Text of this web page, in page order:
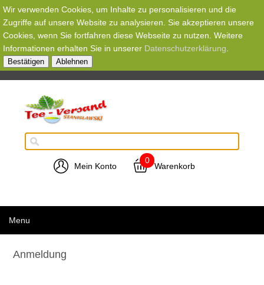
Wir verwenden Cookies, um Inhalte zu personalisieren und die
Zugriffe auf unsere Website zu analysieren. Sie akzeptieren unsere
Cookies, wenn Sie fortfahren diese Webseite zu nutzen. Weitere
Informationen erhalten Sie in unserer Datenschutzerklärung
Bestätigen Ablehnen
Mein Konto
0
Warenkorb
Menu
Anmeldung